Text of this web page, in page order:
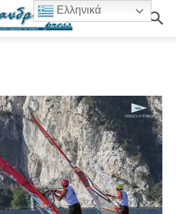
Ελληνικά